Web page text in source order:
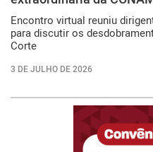
Encontro virtual reuniu
para discutir os
Corte
3 DE JULHO DE 2026